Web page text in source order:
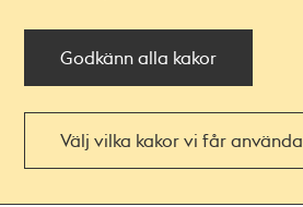
Godkänn alla kakor
Välj vilka kakor vi får använda